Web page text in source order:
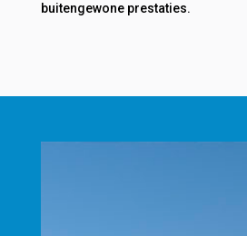
buitengewone prestaties.